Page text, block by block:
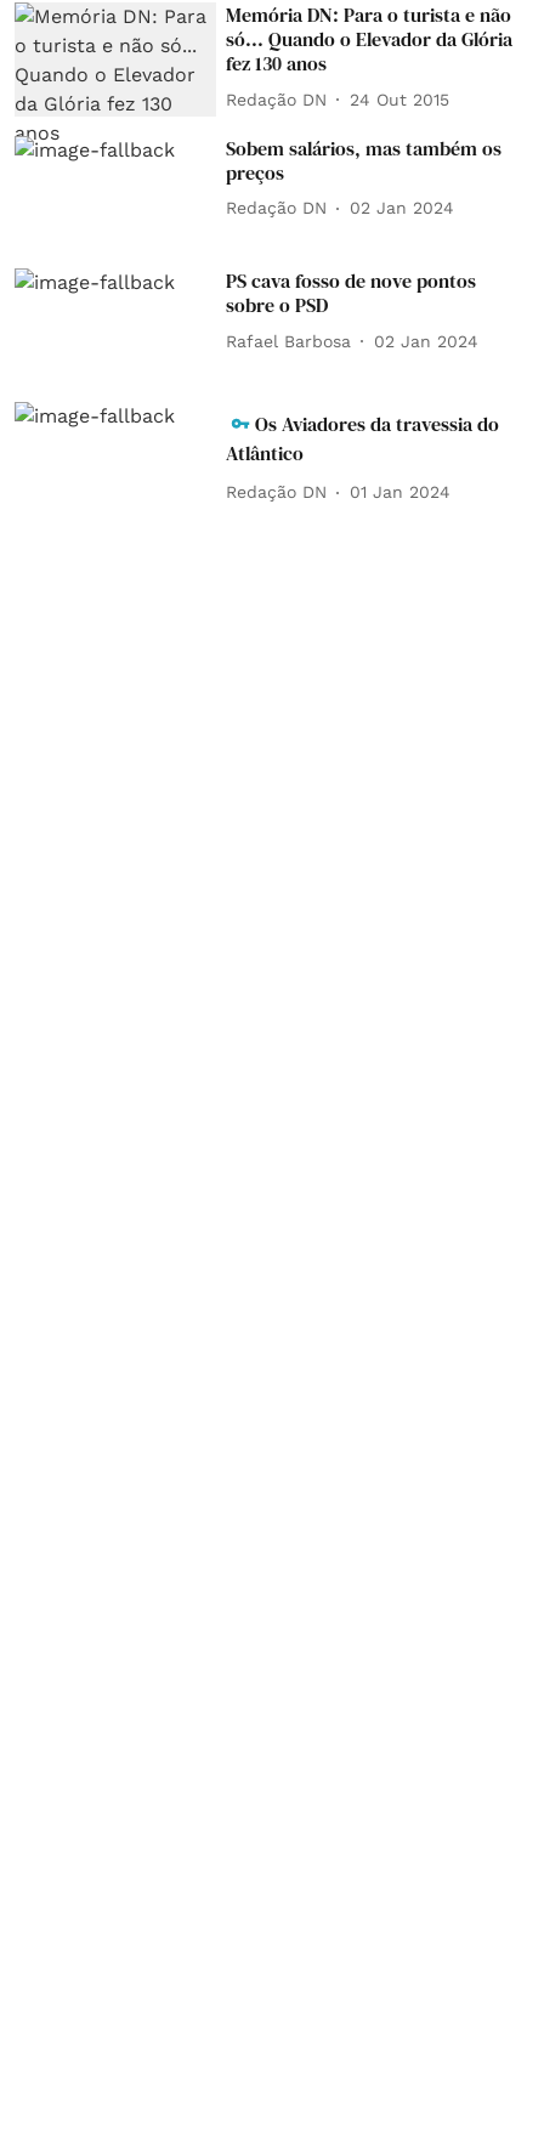
Memória DN: Para o turista e não
só... Quando o Elevador da Glória
fez 130 anos
Redação DN 24 Out 2015
Sobem salários, mas também os
preços
Redação DN 02 Jan 2024
PS cava fosso de nove pontos
sobre o PSD
Rafael Barbosa 02 Jan 2024
Os Aviadores da travessia do
Atlântico
Redação DN 01 Jan 2024